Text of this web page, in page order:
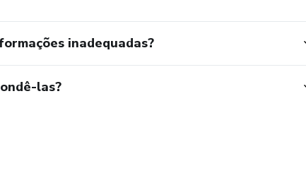
inadequadas?
las?